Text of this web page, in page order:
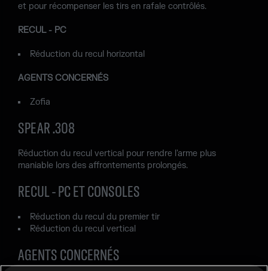
et pour récompenser les tirs en rafale contrôlés.
RECUL - PC
Réduction du recul horizontal
AGENTS CONCERNÉS
Zofia
SPEAR .308
Réduction du recul vertical pour rendre l'arme plus
maniable lors des affrontements prolongés.
RECUL - PC ET CONSOLES
Réduction du recul du premier tir
Réduction du recul vertical
AGENTS CONCERNÉS